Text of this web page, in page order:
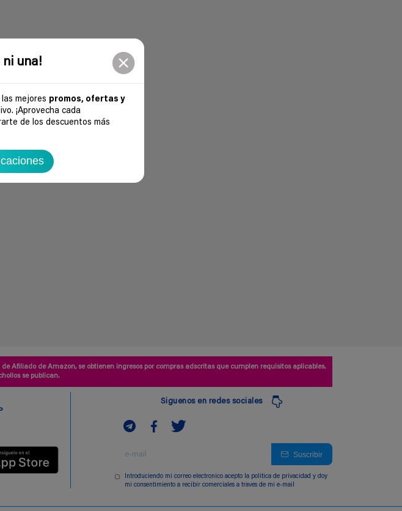
ni una!
mejores promos, ofertas y
¡Aprovecha cada
de los descuentos más
Afiliado de Amazon, se obtienen ingresos por compras adscritas que cumplen requisitos aplicables.
se publican.
Siguenos en redes sociales
Suscribir
Introduciendo mi correo electronico acepto la politica de privacidad y doy
mi consentimiento a recibir comerciales a traves de mi e-mail